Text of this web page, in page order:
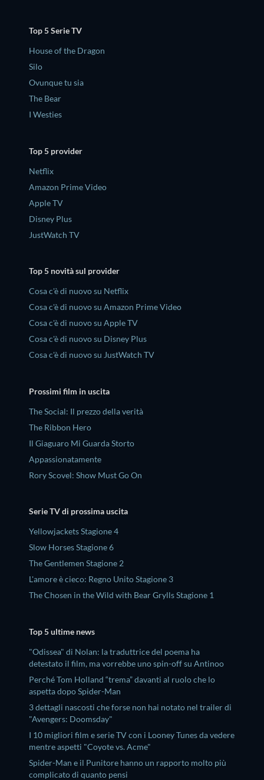
Top 5 Serie TV
House of the Dragon
Silo
Ovunque tu sia
The Bear
I Westies
Top 5 provider
Netflix
Amazon Prime Video
Apple TV
Disney Plus
JustWatch TV
Top 5 novità sul provider
Cosa c'è di nuovo su Netflix
Cosa c'è di nuovo su Amazon Prime Video
Cosa c'è di nuovo su Apple TV
Cosa c'è di nuovo su Disney Plus
Cosa c'è di nuovo su JustWatch TV
Prossimi film in uscita
The Social: Il prezzo della verità
The Ribbon Hero
Il Giaguaro Mi Guarda Storto
Appassionatamente
Rory Scovel: Show Must Go On
Serie TV di prossima uscita
Yellowjackets Stagione 4
Slow Horses Stagione 6
The Gentlemen Stagione 2
L'amore è cieco: Regno Unito Stagione 3
The Chosen in the Wild with Bear Grylls Stagione 1
Top 5 ultime news
"Odissea" di Nolan: la traduttrice del poema ha
detestato il film, ma vorrebbe uno spin-off su Antinoo
Perché Tom Holland “trema” davanti al ruolo che lo
aspetta dopo Spider-Man
3 dettagli nascosti che forse non hai notato nel trailer di
"Avengers: Doomsday"
I 10 migliori film e serie TV con i Looney Tunes da vedere
mentre aspetti "Coyote vs. Acme"
Spider-Man e il Punitore hanno un rapporto molto più
complicato di quanto pensi